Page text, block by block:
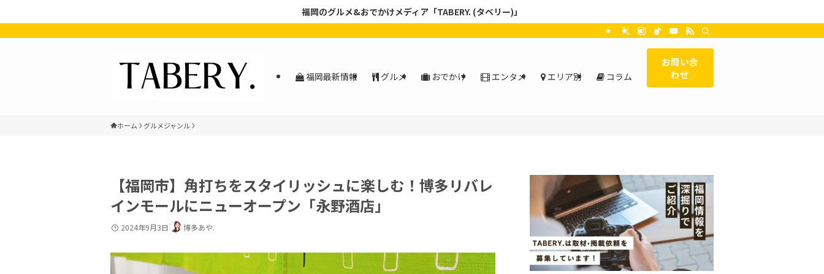
福岡のグルメ&おでかけメディア「TABERY. (タベリー)」
福岡最新情報 グルメ おでかけ エンタメ エリア別 コラム
お問い合
わせ
ホーム グルメジャンル
【福岡市】角打ちをスタイリッシュに楽しむ！博多リバレ
インモールにニューオープン「永野酒店」
2024年9月3日 博多あや.